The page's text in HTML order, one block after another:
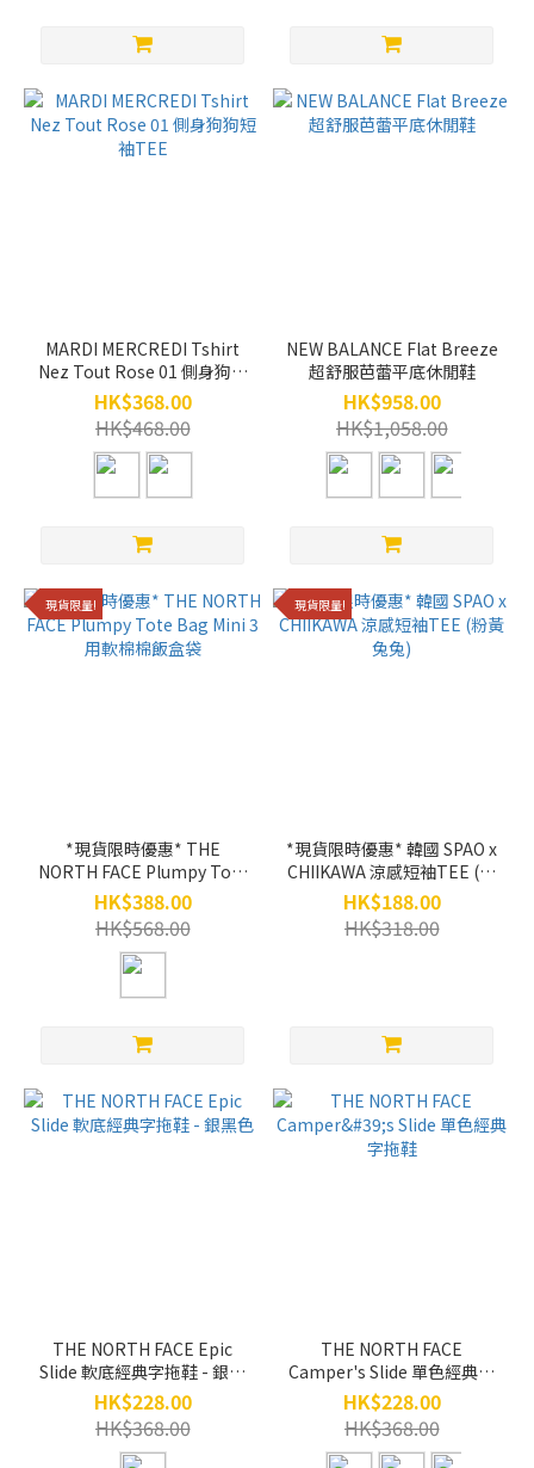
MARDI MERCREDI Tshirt
Nez Tout Rose 01 側身狗狗
短袖TEE
HK$368.00
HK$468.00
NEW BALANCE Flat Breeze
超舒服芭蕾平底休閒鞋
HK$958.00
HK$1,058.00
現貨限量!
*現貨限時優惠* THE
NORTH FACE Plumpy Tote
Bag Mini 3用軟棉棉飯盒袋
HK$388.00
HK$568.00
現貨限量!
*現貨限時優惠* 韓國 SPAO x
CHIIKAWA 涼感短袖TEE (粉
黃兔兔)
HK$188.00
HK$318.00
THE NORTH FACE Epic
Slide 軟底經典字拖鞋 - 銀黑
色
HK$228.00
HK$368.00
THE NORTH FACE
Camper's Slide 單色經典字
拖鞋
HK$228.00
HK$368.00